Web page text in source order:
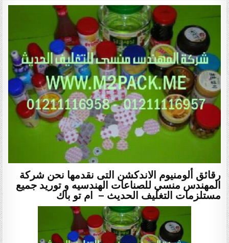
رقائق ألومنيوم الاندكشن التى نقدمها نحن شركة
المهندس منسي للصناعات الهندسيه و توريد جميع
مستلزمات التغليف الحديث – ام تو باك